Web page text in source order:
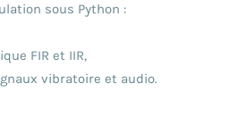
sous Python :
FIR et IIR,
vibratoire et audio.